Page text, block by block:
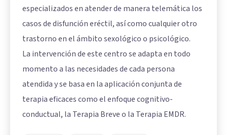
especializados en atender de manera telemática los
casos de disfunción eréctil, así como cualquier otro
trastorno en el ámbito sexológico o psicológico.
La intervención de este centro se adapta en todo
momento a las necesidades de cada persona
atendida y se basa en la aplicación conjunta de
terapia eficaces como el enfoque cognitivo-
conductual, la Terapia Breve o la Terapia EMDR.